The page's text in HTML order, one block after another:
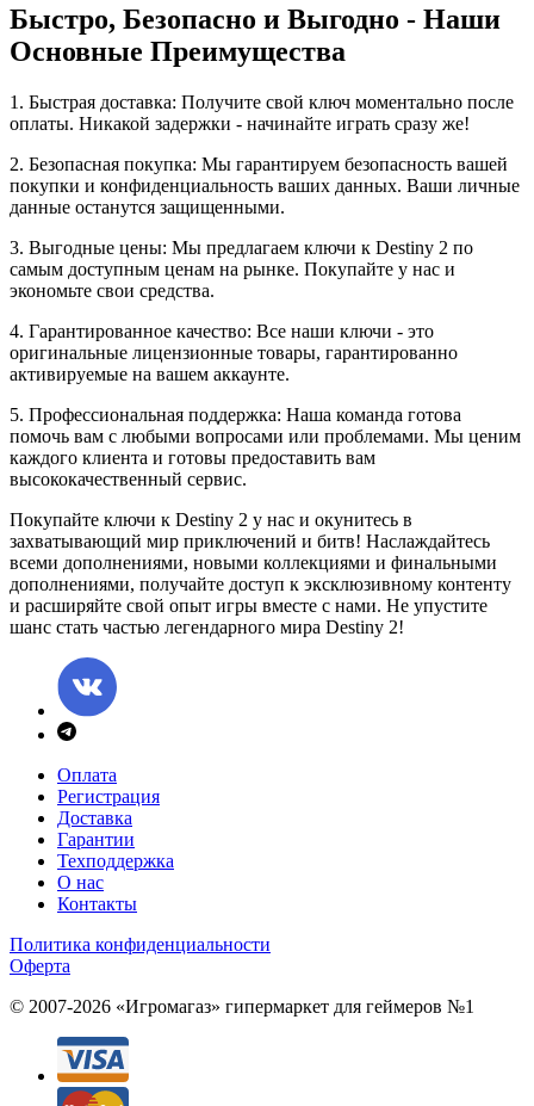
Быстро, Безопасно и Выгодно - Наши
Основные Преимущества
1. Быстрая доставка: Получите свой ключ моментально после
оплаты. Никакой задержки - начинайте играть сразу же!
2. Безопасная покупка: Мы гарантируем безопасность вашей
покупки и конфиденциальность ваших данных. Ваши личные
данные останутся защищенными.
3. Выгодные цены: Мы предлагаем ключи к Destiny 2 по
самым доступным ценам на рынке. Покупайте у нас и
экономьте свои средства.
4. Гарантированное качество: Все наши ключи - это
оригинальные лицензионные товары, гарантированно
активируемые на вашем аккаунте.
5. Профессиональная поддержка: Наша команда готова
помочь вам с любыми вопросами или проблемами. Мы ценим
каждого клиента и готовы предоставить вам
высококачественный сервис.
Покупайте ключи к Destiny 2 у нас и окунитесь в
захватывающий мир приключений и битв! Наслаждайтесь
всеми дополнениями, новыми коллекциями и финальными
дополнениями, получайте доступ к эксклюзивному контенту
и расширяйте свой опыт игры вместе с нами. Не упустите
шанс стать частью легендарного мира Destiny 2!
Оплата
Регистрация
Доставка
Гарантии
Техподдержка
О нас
Контакты
Политика конфиденциальности
Оферта
© 2007-2026 «Игромагаз» гипермаркет для геймеров №1